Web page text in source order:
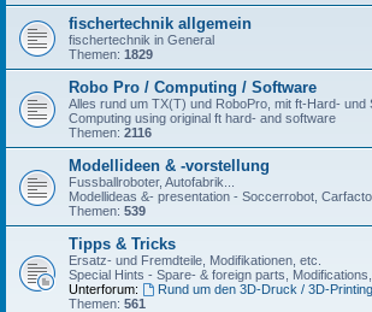
fischertechnik allgemein
fischertechnik in General
Themen: 1829
Robo Pro / Computing / Software
Alles rund um TX(T) und RoboPro, mit ft-Hard- und
Computing using original ft hard- and software
Themen: 2116
Modellideen & -vorstellung
Fussballroboter, Autofabrik...
Modellideas &- presentation - Soccerrobot,
Themen: 539
Tipps & Tricks
Ersatz- und Fremdteile, Modifikationen, etc.
Special Hints - Spare- & foreign parts, Modifications,
Unterforum:
Rund um den 3D-Druck / 3D-Printing
Themen: 561